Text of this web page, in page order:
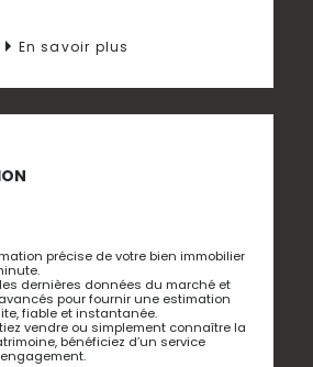
En savoir plus
précise de votre bien immobilier
dernières données du marché et
pour fournir une estimation
fiable et instantanée.
vendre ou simplement connaître la
bénéficiez d’un service